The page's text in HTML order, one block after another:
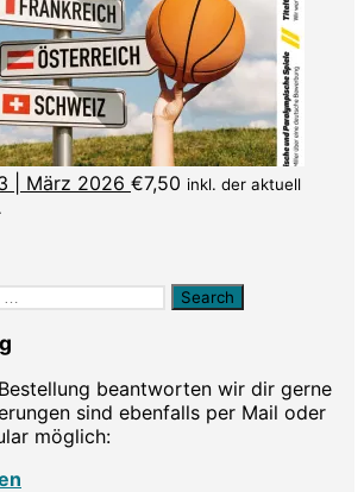
| März 2026 €7,50 inkl. der aktuell
beantworten wir dir gerne
sind ebenfalls per Mail oder
möglich: